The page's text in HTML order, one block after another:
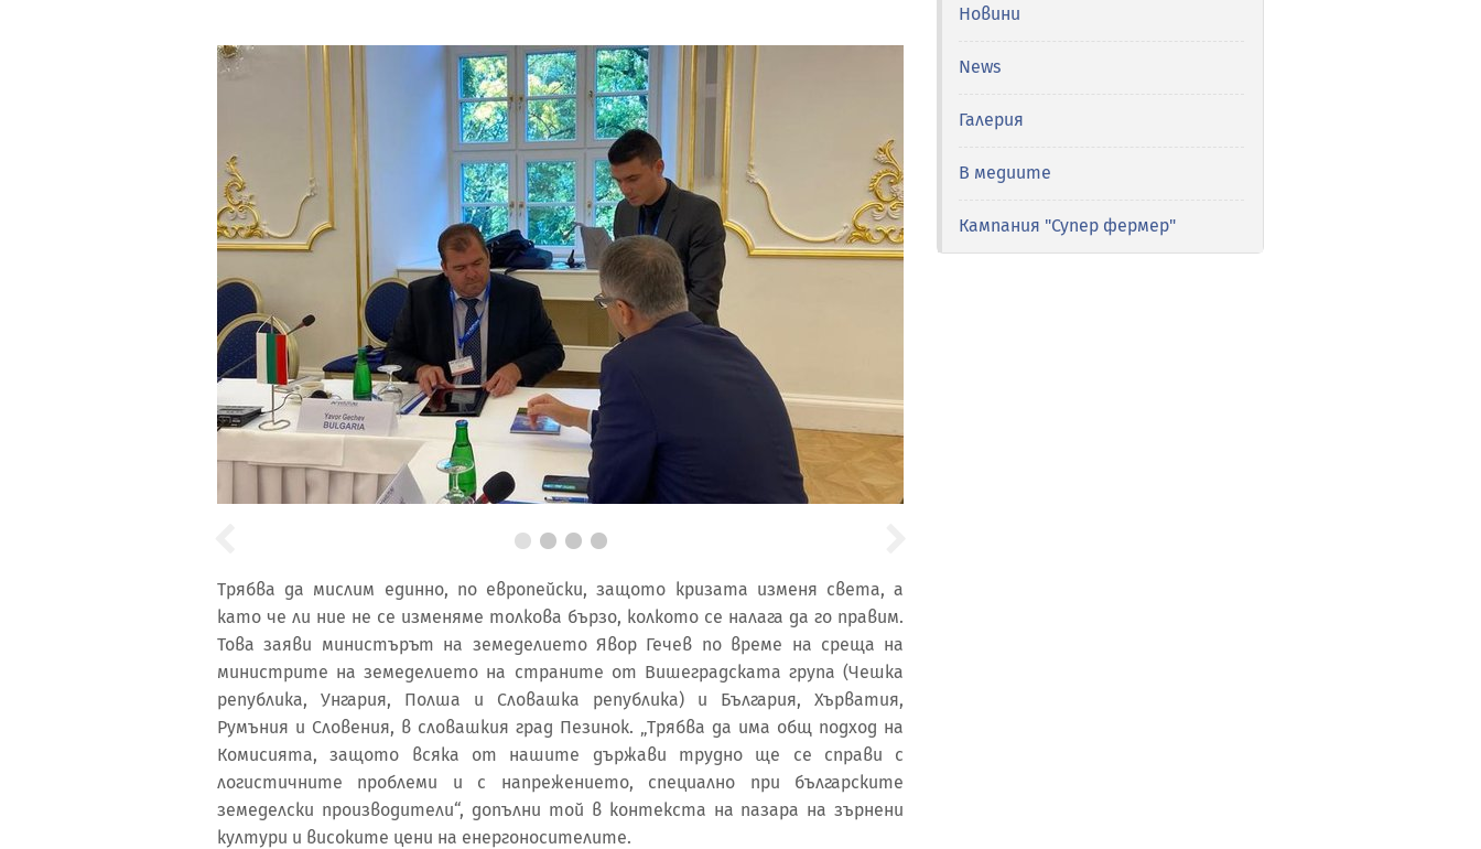
Трябва да мислим единно, по европейски, защото кризата изменя света, а
като че ли ние не се изменяме толкова бързо, колкото се налага да го правим.
Това заяви министърът на земеделието Явор Гечев по време на среща на
министрите на земеделието на страните от Вишеградската група (Чешка
република, Унгария, Полша и Словашка република) и България, Хърватия,
Румъния и Словения, в словашкия град Пезинок. „Трябва да има общ подход на
Комисията, защото всяка от нашите държави трудно ще се справи с
логистичните проблеми и с напрежението, специално при българските
земеделски производители“, допълни той в контекста на пазара на зърнени
култури и високите цени на енергоносителите.
Новини
News
Галерия
В медиите
Кампания "Супер фермер"